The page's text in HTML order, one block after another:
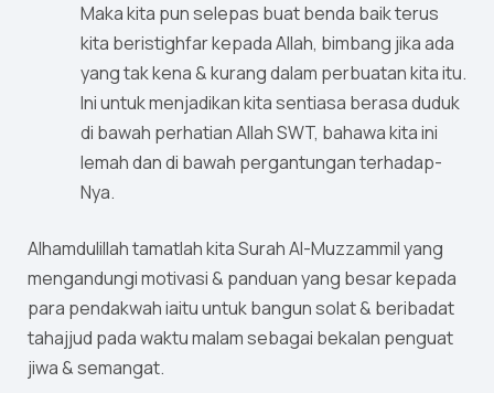
Maka kita pun selepas buat benda baik terus
kita beristighfar kepada Allah, bimbang jika ada
yang tak kena & kurang dalam perbuatan kita itu.
Ini untuk menjadikan kita sentiasa berasa duduk
di bawah perhatian Allah SWT, bahawa kita ini
lemah dan di bawah pergantungan terhadap-
Nya.
Alhamdulillah tamatlah kita Surah Al-Muzzammil yang
mengandungi motivasi & panduan yang besar kepada
para pendakwah iaitu untuk bangun solat & beribadat
tahajjud pada waktu malam sebagai bekalan penguat
jiwa & semangat.